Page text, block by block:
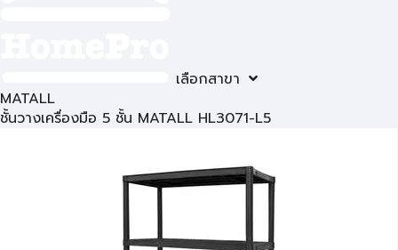
เลือกสาขา
MATALL
ชั้นวางเครื่องมือ 5 ชั้น MATALL HL3071-L5